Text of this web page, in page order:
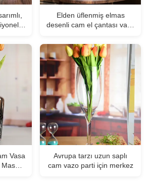
Vazo
Elden üflenmiş elmas
desenli cam el çantası vazo
için çok yönlü dekoratif
merkez
Vasa
Avrupa tarzı uzun saplı
cam vazo parti için merkez